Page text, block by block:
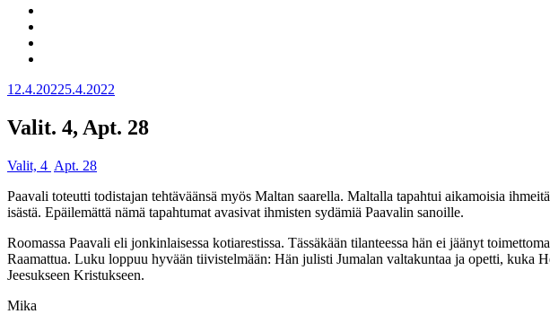
Julkaistu
12.4.20225.4.2022
Valit. 4, Apt. 28
Valit, 4 Apt. 28
Paavali toteutti todistajan tehtäväänsä myös Maltan saarella. Maltalla tapahtui aikamoisia
isästä. Epäilemättä nämä tapahtumat avasivat ihmisten sydämiä Paavalin sanoille.
Roomassa Paavali eli jonkinlaisessa kotiarestissa. Tässäkään tilanteessa hän ei jäänyt
Raamattua. Luku loppuu hyvään tiivistelmään: Hän julisti Jumalan valtakuntaa ja opetti, kuka
Jeesukseen Kristukseen.
Mika